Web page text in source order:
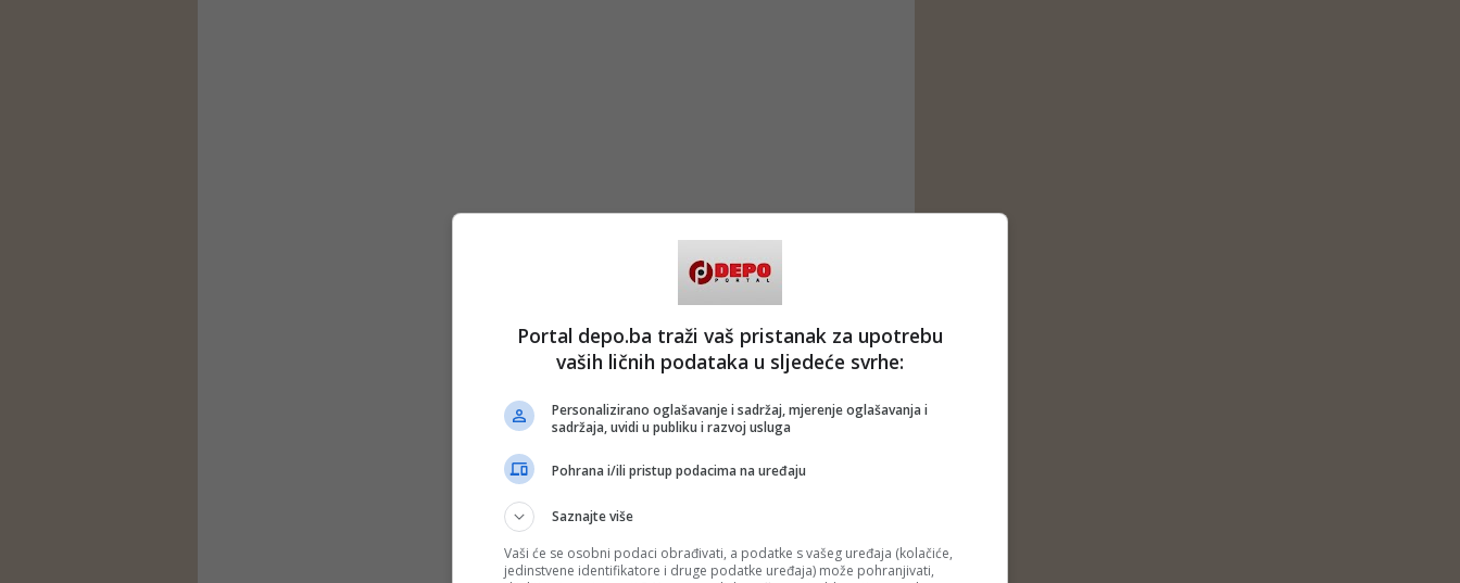
Portal depo.ba traži vaš pristanak za upotrebu
vaših ličnih podataka u sljedeće svrhe:
Personalizirano oglašavanje i sadržaj, mjerenje oglašavanja i
sadržaja, uvidi u publiku i razvoj usluga
Pohrana i/ili pristup podacima na uređaju
Saznajte više
Vaši će se osobni podaci obrađivati, a podatke s vašeg uređaja (kolačiće,
jedinstvene identifikatore i druge podatke uređaja) može pohranjivati,